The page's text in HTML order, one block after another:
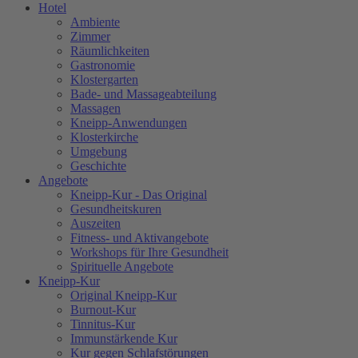
Hotel
Ambiente
Zimmer
Räumlichkeiten
Gastronomie
Klostergarten
Bade- und Massageabteilung
Massagen
Kneipp-Anwendungen
Klosterkirche
Umgebung
Geschichte
Angebote
Kneipp-Kur - Das Original
Gesundheitskuren
Auszeiten
Fitness- und Aktivangebote
Workshops für Ihre Gesundheit
Spirituelle Angebote
Kneipp-Kur
Original Kneipp-Kur
Burnout-Kur
Tinnitus-Kur
Immunstärkende Kur
Kur gegen Schlafstörungen